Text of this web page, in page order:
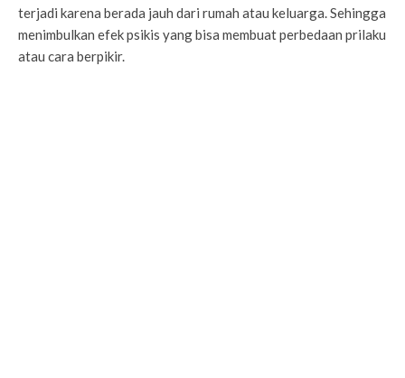
terjadi karena berada jauh dari rumah atau keluarga. Sehingga
menimbulkan efek psikis yang bisa membuat perbedaan prilaku
atau cara berpikir.